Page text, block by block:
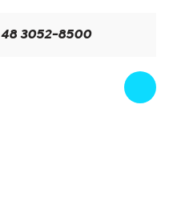
48 3052-8500